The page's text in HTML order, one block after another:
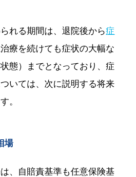
れる期間は、退院後から症
治療を続けても症状の大幅な
態）までとなっており、症
いては、次に説明する将来
。
場
、自賠責基準も任意保険基